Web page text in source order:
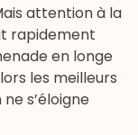
attention à la
rapidement
en longe
les meilleurs
s’éloigne